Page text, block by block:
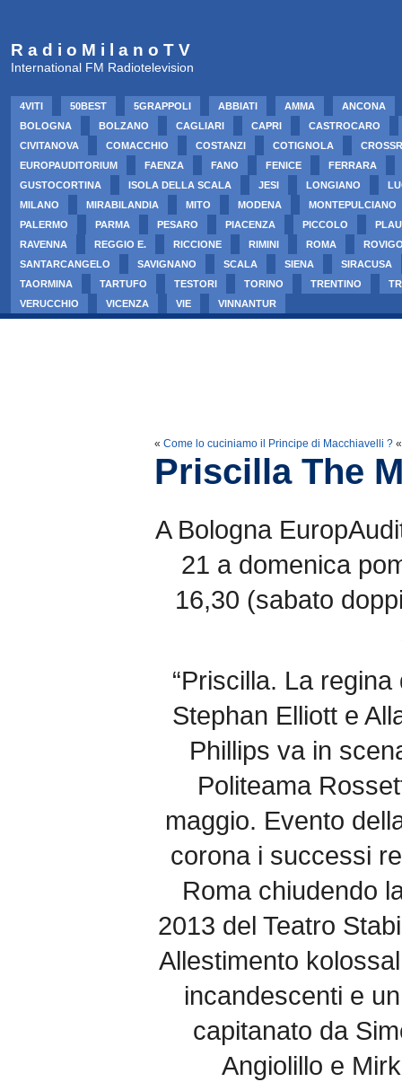
R a d i o M i l a n o T V
International FM Radiotelevision
4VITI 50BEST 5GRAPPOLI ABBIATI AMMA
ANCONA
BOLOGNA
BOLZANO CAGLIARI CAPRI
CASTROCARO
CIVITANOVA
COMACCHIO COSTANZI COTIGNOLA
EUROPAUDITORIUM
FAENZA FANO FENICE
FERRARA
GUSTOCORTINA
ISOLA DELLA SCALA JESI LONGIANO
MILANO
MIRABILANDIA MITO MODENA
MONTEPULCIANO
PALERMO
PARMA PESARO PIACENZA PICCOLO
RAVENNA
REGGIO E. RICCIONE RIMINI ROMA
SANTARCANGELO
SAVIGNANO SCALA SIENA
SIRACUSA
TAORMINA
TARTUFO TESTORI TORINO TRENTINO
VERUCCHIO
VICENZA VIE VINNANTUR
« Come lo cuciniamo il Principe di Macchiavelli ? «
Priscilla The
A Bologna
21 a domenica
16,30 (sabato
“Priscilla. La
Stephan Elliott e
Phillips va in
Politeama
maggio. Evento
corona i successi
Roma chiudendo
2013 del Teatro
Allestimento
incandescenti e
capitanato da
Angiolillo e